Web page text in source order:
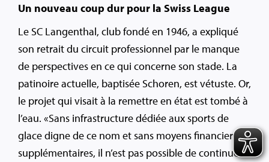
Un nouveau coup dur pour la Swiss League
Le SC Langenthal, club fondé en 1946, a expliqué
son retrait du circuit professionnel par le manque
de perspectives en ce qui concerne son stade. La
patinoire actuelle, baptisée Schoren, est vétuste. Or,
le projet qui visait à la remettre en état est tombé à
l’eau. «Sans infrastructure dédiée aux sports de
glace digne de ce nom et sans moyens financiers
supplémentaires, il n’est pas possible de continuer à